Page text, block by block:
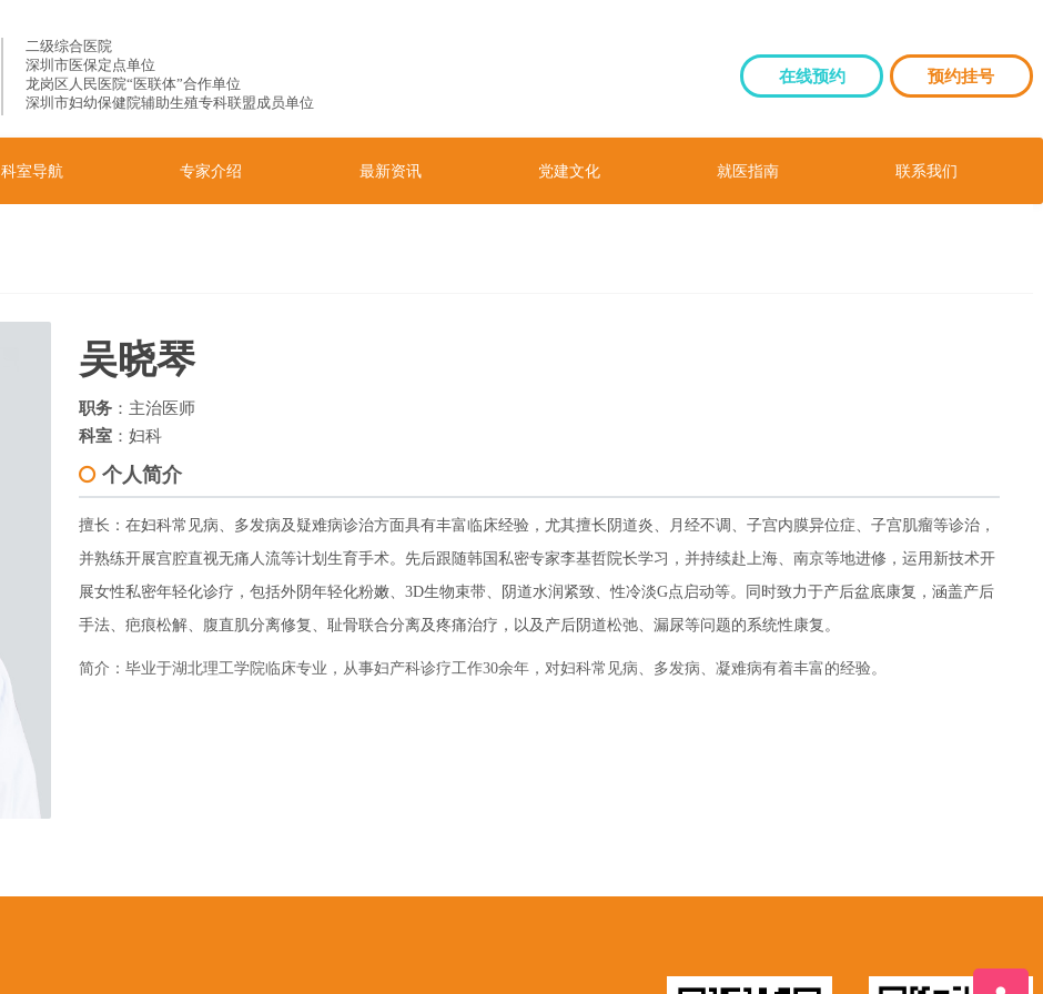
二级综合医院
深圳市医保定点单位
龙岗区人民医院“医联体”合作单位
深圳市妇幼保健院辅助生殖专科联盟成员单位
在线预约 预约挂号
科室导航 专家介绍 最新资讯 党建文化 就医指南 联系我们
吴晓琴
职务 ：主治医师
科室 ： 妇科
个人简介
擅长：在妇科常见病、多发病及疑难病诊治方面具有丰富临床经验，尤其擅长阴道炎、月经不调、子宫内膜异位症、子宫肌瘤等诊治，
并熟练开展宫腔直视无痛人流等计划生育手术。先后跟随韩国私密专家李基哲院长学习，并持续赴上海、南京等地进修，运用新技术开
展女性私密年轻化诊疗，包括外阴年轻化粉嫩、3D生物束带、阴道水润紧致、性冷淡G点启动等。同时致力于产后盆底康复，涵盖产后
手法、疤痕松解、腹直肌分离修复、耻骨联合分离及疼痛治疗，以及产后阴道松弛、漏尿等问题的系统性康复。
简介： 毕业于湖北理工学院临床专业，从事妇产科诊疗工作30余年，对妇科常见病、多发病、凝难病有着丰富的经验。